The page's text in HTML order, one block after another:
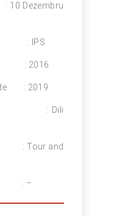
: IPS
: 2016
: 2019
: Dili
and
: –